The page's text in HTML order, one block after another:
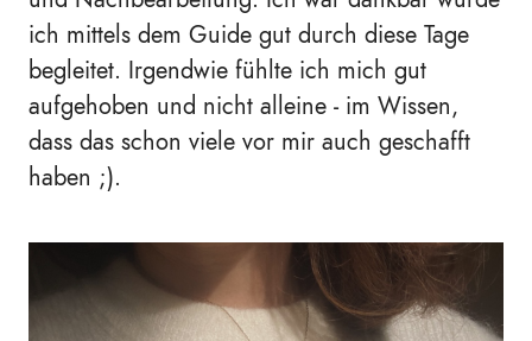
ich mittels dem Guide gut durch diese Tage
begleitet. Irgendwie fühlte ich mich gut
aufgehoben und nicht alleine - im Wissen,
dass das schon viele vor mir auch geschafft
haben ;).